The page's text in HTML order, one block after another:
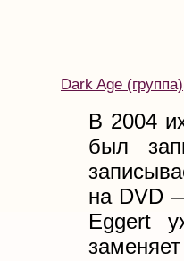
Dark Age (группа)
В 2004
был
на DVD
Eggert